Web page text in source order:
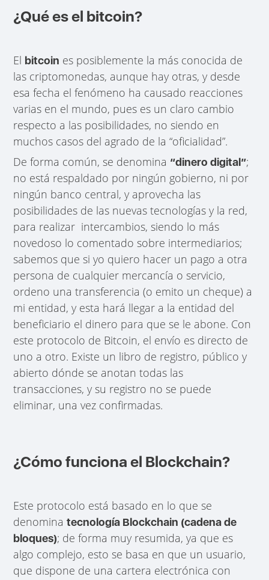
¿Qué es el bitcoin?
El bitcoin es posiblemente la más conocida de
las criptomonedas, aunque hay otras, y desde
esa fecha el fenómeno ha causado reacciones
varias en el mundo, pues es un claro cambio
respecto a las posibilidades, no siendo en
muchos casos del agrado de la “oficialidad”.
De forma común, se denomina “dinero digital”;
no está respaldado por ningún gobierno, ni por
ningún banco central, y aprovecha las
posibilidades de las nuevas tecnologías y la red,
para realizar intercambios, siendo lo más
novedoso lo comentado sobre intermediarios;
sabemos que si yo quiero hacer un pago a otra
persona de cualquier mercancía o servicio,
ordeno una transferencia (o emito un cheque) a
mi entidad, y esta hará llegar a la entidad del
beneficiario el dinero para que se le abone. Con
este protocolo de Bitcoin, el envío es directo de
uno a otro. Existe un libro de registro, público y
abierto dónde se anotan todas las
transacciones, y su registro no se puede
eliminar, una vez confirmadas.
¿Cómo funciona el Blockchain?
Este protocolo está basado en lo que se
denominatecnología Blockchain (cadena de
bloques); de forma muy resumida, ya que es
algo complejo, esto se basa en que un usuario,
que dispone de una cartera electrónica con